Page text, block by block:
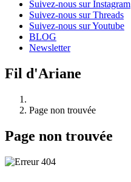
Suivez-nous sur Instagram
Suivez-nous sur Threads
Suivez-nous sur Youtube
BLOG
Newsletter
Fil d'Ariane
Page non trouvée
Page non trouvée